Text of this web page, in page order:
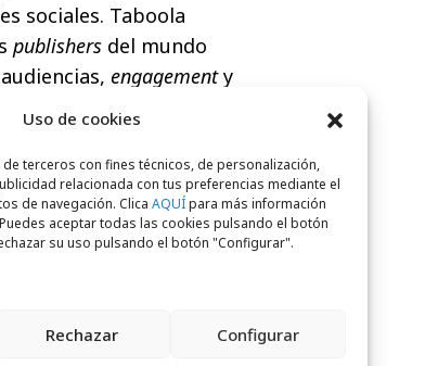
Uso de cookies
terceros con fines técnicos, de personalización,
relacionada con tus preferencias mediante el
de navegación. Clica AQUÍpara más información
aceptar todas las cookies pulsando el botón
su uso pulsando el botón "Configurar".
Rechazar Configurar
sociales. Taboola
publishers del mundo
engagementy
del momento.
de tráfico superior al
en España ya
for Audience’.
casi un 10% más de
convirtiéndose en
de las redes